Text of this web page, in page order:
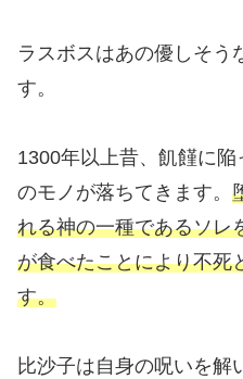
ラスボスはあの優しそう
す。
1300年以上昔、飢饉に
のモノが落ちてきます。
れる神の一種であるソレ
が食べたことにより不死
す。
比沙子は自身の呪いを解